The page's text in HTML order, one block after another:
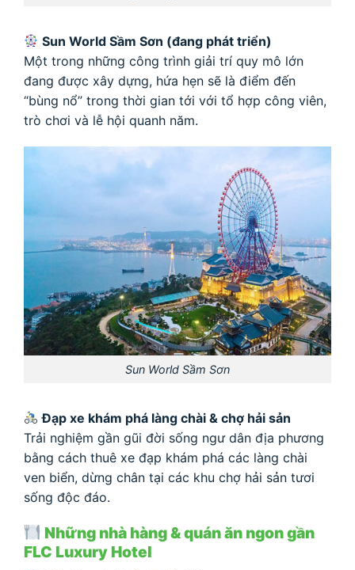
Sun World Sầm Sơn (đang phát triển)
Một trong những công trình giải trí quy mô lớn
đang được xây dựng, hứa hẹn sẽ là điểm đến
“bùng nổ” trong thời gian tới với tổ hợp công viên,
trò chơi và lễ hội quanh năm.
Sun World Sầm Sơn
Đạp xe khám phá làng chài & chợ hải sản
Trải nghiệm gần gũi đời sống ngư dân địa phương
bằng cách thuê xe đạp khám phá các làng chài
ven biển, dừng chân tại các khu chợ hải sản tươi
sống độc đáo.
Những nhà hàng & quán ăn ngon gần
FLC Luxury Hotel